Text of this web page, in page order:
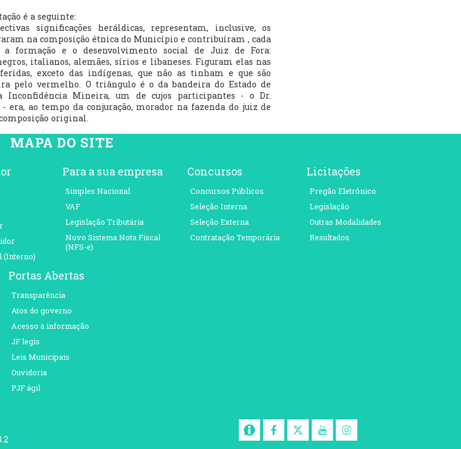
é a seguinte:
significações heráldicas, representam, inclusive, os
na composição étnica do Município e contribuíram , cada
formação e o desenvolvimento social de Juiz de Fora:
italianos, alemães, sírios e libaneses. Figuram elas nas
exceto das indígenas, que não as tinham e que são
pelo vermelho. O triângulo é o da bandeira do Estado de
Inconfidência Mineira, um de cujos participantes - o Dr.
era, ao tempo da conjuração, morador na fazenda do juiz de
original.
MAPA DO SITE
(Interno)
Para a sua empresa
Simples Nacional
VAF
Legislação Tributária
Novo Sistema Nota Fiscal
(NFS-e)
Concursos
Concursos Públicos
Seleção Interna
Seleção Externa
Contratação Temporária
Licitações
Pregão Eletrônico
Legislação
Outras Modalidades
Resultados
Portas Abertas
Transparência
Atos do governo
Acesso à informação
JF legis
Leis Municipais
Ouvidoria
PJF ágil